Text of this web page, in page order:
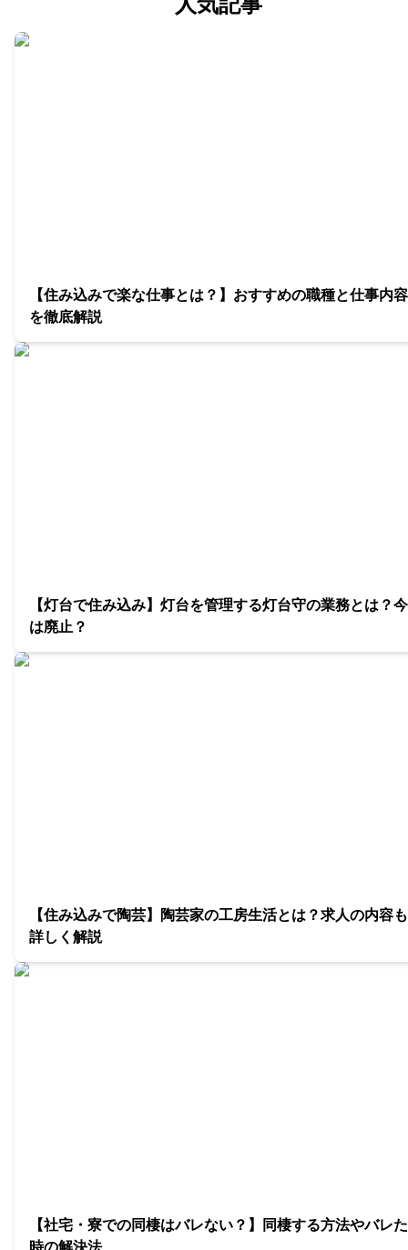
【住み込みで楽な仕事とは？】おすすめの職種と仕事内容
を徹底解説
【灯台で住み込み】灯台を管理する灯台守の業務とは？今
は廃止？
【住み込みで陶芸】陶芸家の工房生活とは？求人の内容も
詳しく解説
【社宅・寮での同棲はバレない？】同棲する方法やバレた